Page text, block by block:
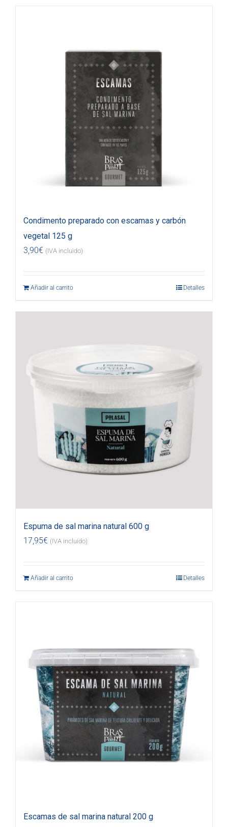
Condimento preparado con escamas y carbón
vegetal 125 g
3,90€ (IVA incluido)
Añadir al carrito Detalles
Espuma de sal marina natural 600 g
17,95€ (IVA incluido)
Añadir al carrito Detalles
Escamas de sal marina natural 200 g